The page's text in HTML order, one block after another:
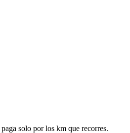
paga solo por los km que recorres.